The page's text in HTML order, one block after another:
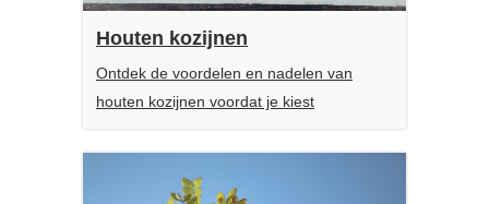
Houten kozijnen
Ontdek de voordelen en nadelen van
houten kozijnen voordat je kiest